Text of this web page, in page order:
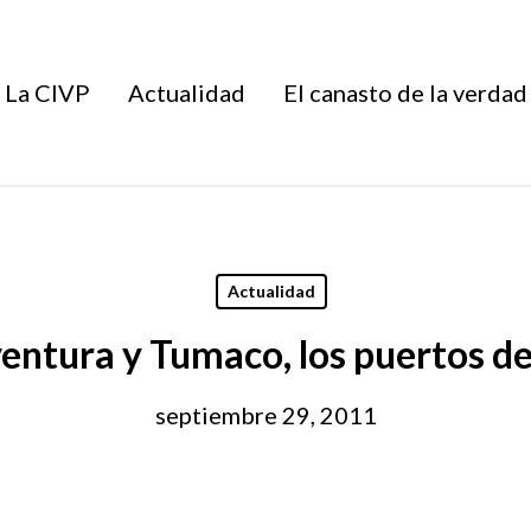
La CIVP Actualidad El canasto de la verdad
Actualidad
y Tumaco, los puertos
septiembre 29, 2011